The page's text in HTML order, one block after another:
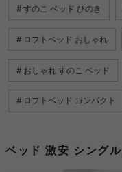
すのこ ベッド ひのき
ロフトベッド おしゃれ
おしゃれ すのこ ベッド
ロフトベッド コンパクト
ベッド 激安 シング